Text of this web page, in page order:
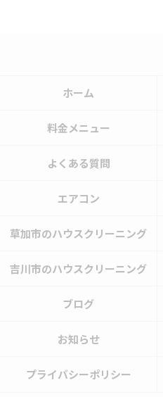
ホーム
料金メニュー
よくある質問
エアコン
草加市のハウスクリーニング
吉川市のハウスクリーニング
ブログ
お知らせ
プライバシーポリシー